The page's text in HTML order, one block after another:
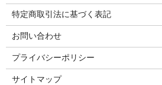
特定商取引法に基づく表記
お問い合わせ
プライバシーポリシー
サイトマップ